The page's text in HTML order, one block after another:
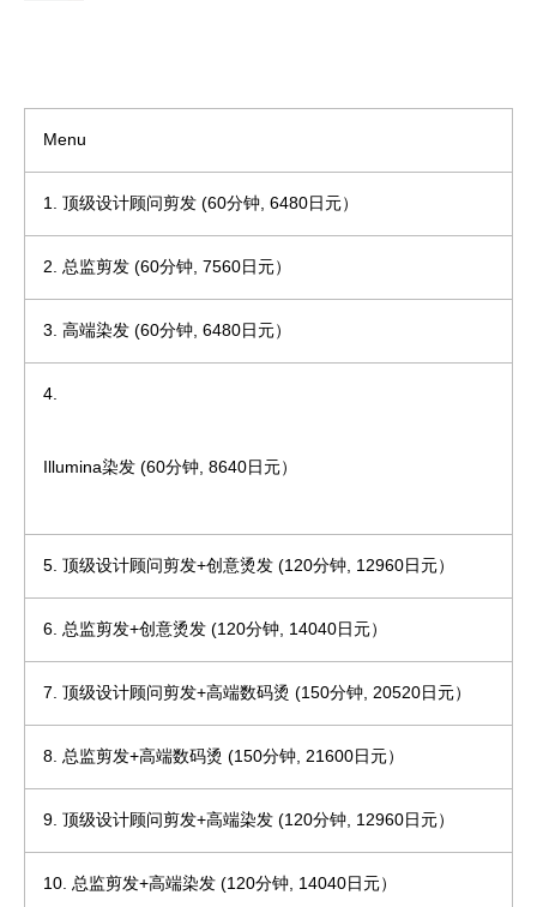
Menu
1. 顶级设计顾问剪发 (60分钟, 6480日元）
2. 总监剪发 (60分钟, 7560日元）
3. 高端染发 (60分钟, 6480日元）
4.
Illumina染发 (60分钟, 8640日元）
5. 顶级设计顾问剪发+创意烫发 (120分钟, 12960日元）
6. 总监剪发+创意烫发 (120分钟, 14040日元）
7. 顶级设计顾问剪发+高端数码烫 (150分钟, 20520日元）
8. 总监剪发+高端数码烫 (150分钟, 21600日元）
9. 顶级设计顾问剪发+高端染发 (120分钟, 12960日元）
10. 总监剪发+高端染发 (120分钟, 14040日元）